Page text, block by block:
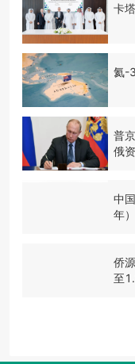
卡
氦-
普
俄
中
年）
侨
至